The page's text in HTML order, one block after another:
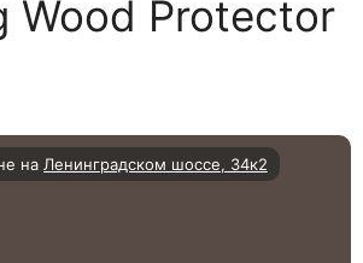
Wood Protector
на Ленинградском шоссе, 34к2